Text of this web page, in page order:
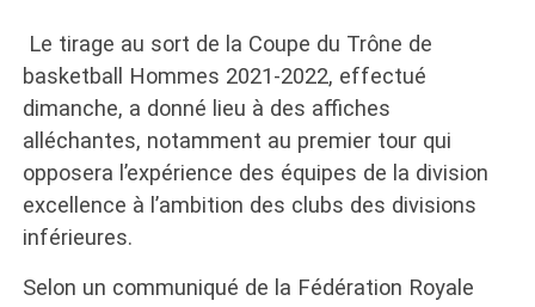
Le tirage au sort de la Coupe du Trône de
basketball Hommes 2021-2022, effectué
dimanche, a donné lieu à des affiches
alléchantes, notamment au premier tour qui
opposera l’expérience des équipes de la division
excellence à l’ambition des clubs des divisions
inférieures.
Selon un communiqué de la Fédération Royale